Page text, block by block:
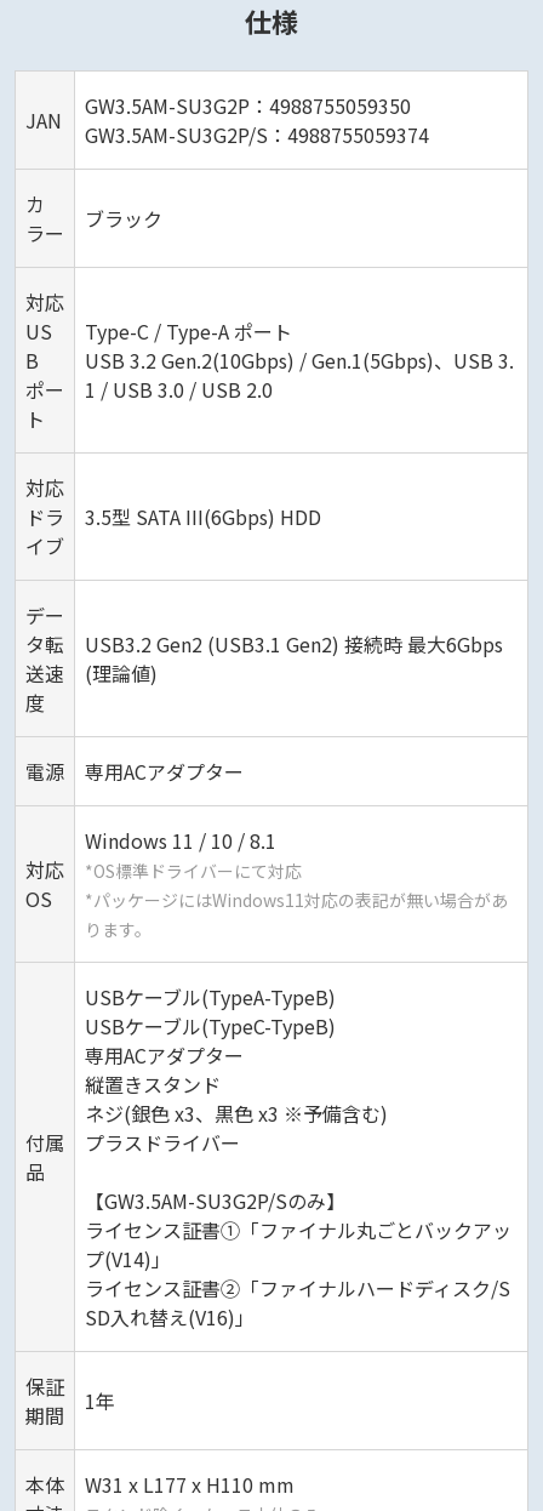
仕様
JAN
GW3.5AM-SU3G2P：4988755059350
GW3.5AM-SU3G2P/S：4988755059374
カ
ラー
ブラック
対応
US
B
ポー
ト
Type-C / Type-A ポート
USB 3.2 Gen.2(10Gbps) / Gen.1(5Gbps)、USB 3.
1 / USB 3.0 / USB 2.0
対応
ドラ
イブ
3.5型 SATA III(6Gbps) HDD
デー
タ転
送速
度
USB3.2 Gen2 (USB3.1 Gen2) 接続時 最大6Gbps
(理論値)
電源 専用ACアダプター
対応
OS
Windows 11 / 10 / 8.1
*OS標準ドライバーにて対応
*パッケージにはWindows11対応の表記が無い場合があ
ります。
付属
品
USBケーブル(TypeA-TypeB)
USBケーブル(TypeC-TypeB)
専用ACアダプター
縦置きスタンド
ネジ(銀色 x3、黒色 x3 ※予備含む)
プラスドライバー
【GW3.5AM-SU3G2P/Sのみ】
ライセンス証書①「ファイナル丸ごとバックアッ
プ(V14)」
ライセンス証書②「ファイナルハードディスク/S
SD入れ替え(V16)」
保証
期間
1年
本体
W31 x L177 x H110 mm